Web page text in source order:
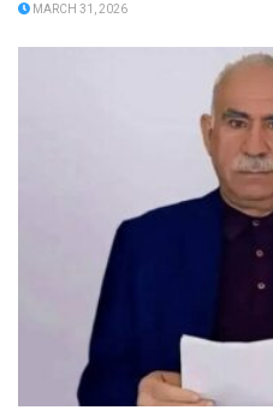
MARCH 31, 2026